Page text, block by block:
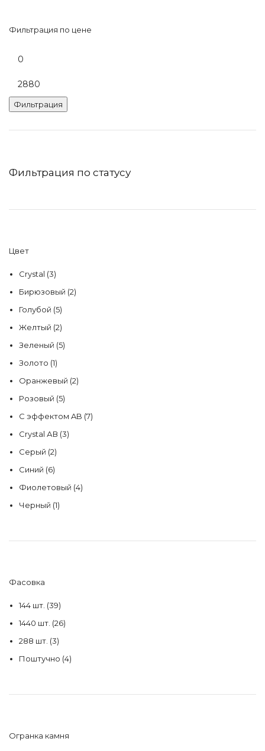
Фильтрация по цене
цена
цена
Фильтрация
Фильтрация по статусу
Цвет
Crystal (3)
Бирюзовый (2)
Голубой (5)
Желтый (2)
Зеленый (5)
Золото (1)
Оранжевый (2)
Розовый (5)
С эффектом AB (7)
Сrystal АВ (3)
Серый (2)
Синий (6)
Фиолетовый (4)
Черный (1)
Фасовка
144 шт. (39)
1440 шт. (26)
288 шт. (3)
Поштучно (4)
Огранка камня